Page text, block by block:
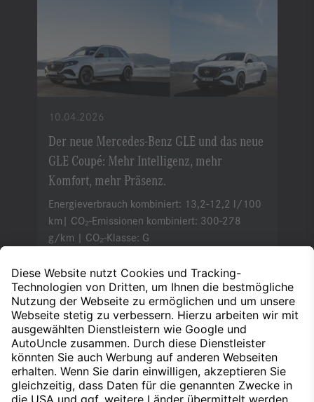
10.04.2026
Der neue Mercedes-Benz GLE und das neue
GLE Coupé: Mehr Intelligenz, mehr
Komfort, mehr Präsenz.
Energieverbrauch kombiniert: 13,2-12,2 l/100
km| CO₂-Emissionen kombiniert: 300-278
g/km | CO₂-Klasse: G
Weiterlesen
1 2 3
Nach oben